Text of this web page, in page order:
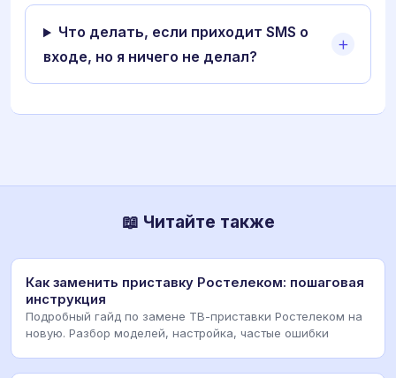
Что делать, если приходит SMS о
входе, но я ничего не делал?
📖 Читайте также
Как заменить приставку Ростелеком: пошаговая
инструкция
Подробный гайд по замене ТВ-приставки Ростелеком на
новую. Разбор моделей, настройка, частые ошибки